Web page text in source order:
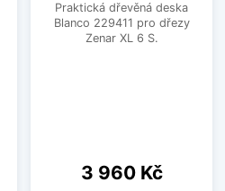
Praktická dřevěná deska
Blanco 229411 pro dřezy
Zenar XL 6 S.
Cena
3 960 Kč